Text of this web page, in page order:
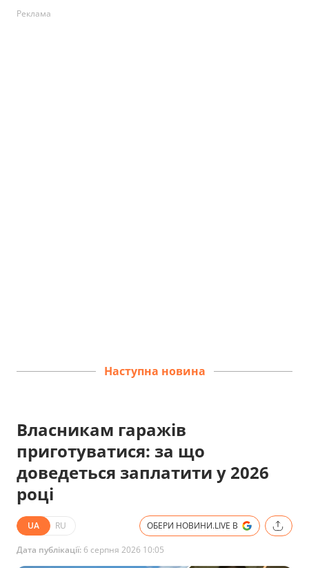
Реклама
Наступна новина
Власникам гаражів
приготуватися: за що
доведеться заплатити у 2026
році
UA RU ОБЕРИ НОВИНИ.LIVE В
Дата публікації: 6 серпня 2026 10:05